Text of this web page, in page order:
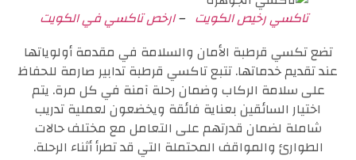
تاكسي رخيص الكويت –ارخص تاكسي في الكويت
تضع تكسي قرطبة الأمان والسلامة في مقدمة أولوياتها
عند تقديم خدماتها. تتبع تاكسي قرطبة تدابير صارمة للحفاظ
على سلامة الركاب وضمان رحلة آمنة في كل مرة. يتم
اختيار السائقين بعناية فائقة ويخضعون لعملية تدريب
شاملة لضمان قدرتهم على التعامل مع مختلف حالات
الطوارئ والمواقف المحتملة التي قد تطرأ أثناء الرحلة.